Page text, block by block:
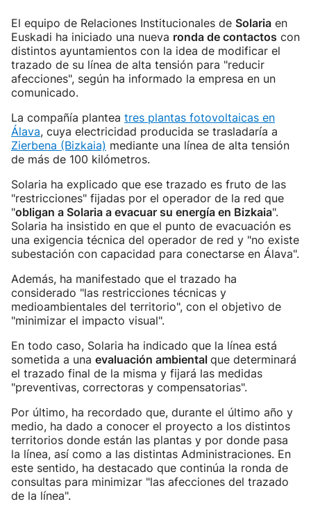
El equipo de Relaciones Institucionales de Solaria en
Euskadi ha iniciado una nueva ronda de contactos con
distintos ayuntamientos con la idea de modificar el
trazado de su línea de alta tensión para "reducir
afecciones", según ha informado la empresa en un
comunicado.
La compañía plantea tres plantas fotovoltaicas en
Álava, cuya electricidad producida se trasladaría a
Zierbena (Bizkaia) mediante una línea de alta tensión
de más de 100 kilómetros.
Solaria ha explicado que ese trazado es fruto de las
"restricciones" fijadas por el operador de la red que
"obligan a Solaria a evacuar su energía en Bizkaia".
Solaria ha insistido en que el punto de evacuación es
una exigencia técnica del operador de red y "no existe
subestación con capacidad para conectarse en Álava".
Además, ha manifestado que el trazado ha
considerado "las restricciones técnicas y
medioambientales del territorio", con el objetivo de
"minimizar el impacto visual".
En todo caso, Solaria ha indicado que la línea está
sometida a una evaluación ambiental que determinará
el trazado final de la misma y fijará las medidas
"preventivas, correctoras y compensatorias".
Por último, ha recordado que, durante el último año y
medio, ha dado a conocer el proyecto a los distintos
territorios donde están las plantas y por donde pasa
la línea, así como a las distintas Administraciones. En
este sentido, ha destacado que continúa la ronda de
consultas para minimizar "las afecciones del trazado
de la línea".